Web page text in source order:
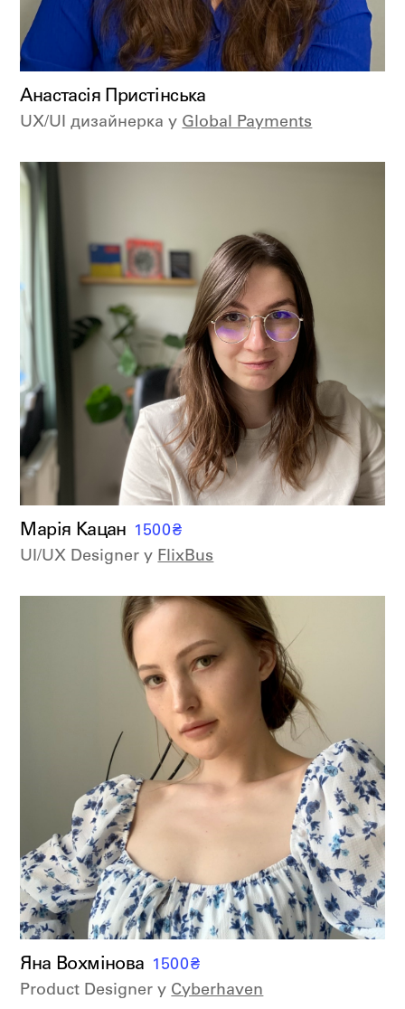
Анастасія Пристінська
UX/UI дизайнерка у Global Payments
Марія Кацан 1500₴
UI/UX Designer у FlixBus
Яна Вохмінова 1500₴
Product Designer у Суberhaven